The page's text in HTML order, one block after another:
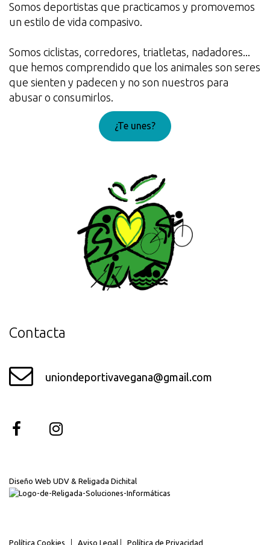
Somos deportistas que practicamos y promovemos
un estilo de vida compasivo.
Somos ciclistas, corredores, triatletas, nadadores...
que hemos comprendido que los animales son seres
que sienten y padecen y no son nuestros para
abusar o consumirlos.
¿Te unes?
¡Genial!
Contacta
uniondeportivavegana@gmail.com
Diseño Web UDV & Religada Dichital
Política Cookies Aviso Legal Política de Privacidad